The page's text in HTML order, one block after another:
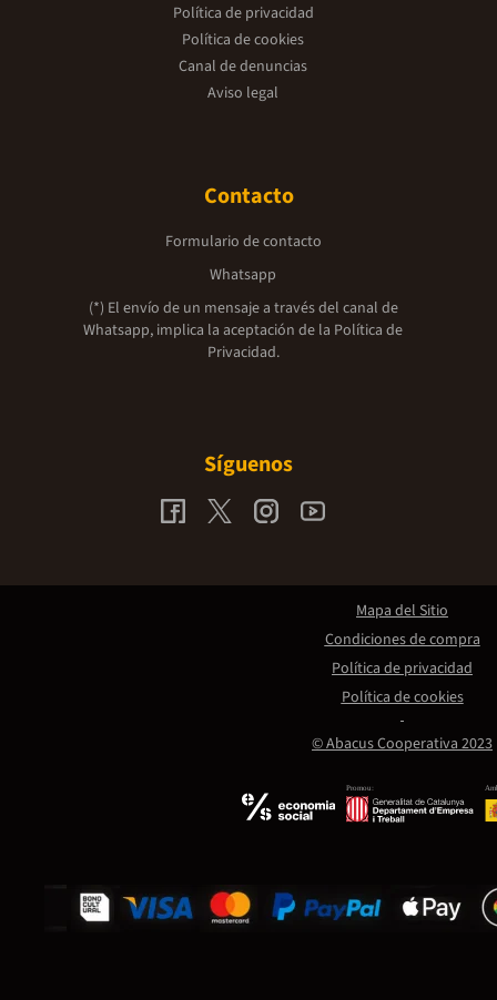
Política de privacidad
Política de cookies
Canal de denuncias
Aviso legal
Contacto
Formulario de contacto
Whatsapp
(*) El envío de un mensaje a través del canal de
Whatsapp, implica la aceptación de la Política de
Privacidad.
Síguenos
Promou:
© Abacus Cooperativa 2023
Mapa del Sitio
Condiciones de compra
Política de privacidad
Política de cookies